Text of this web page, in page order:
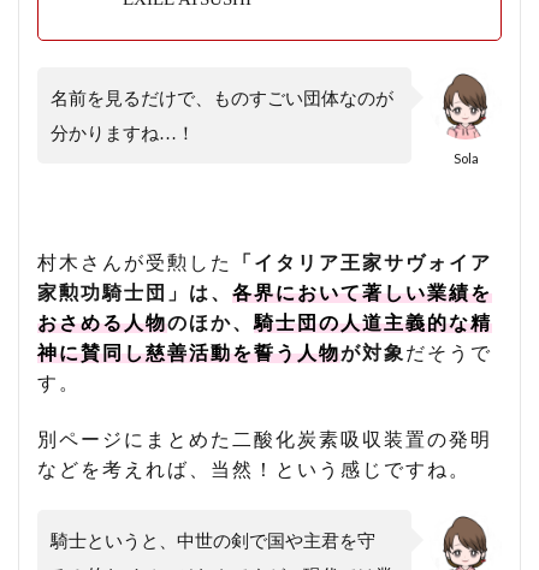
Sola
名前を見るだけで、ものすごい団体なのが
分かりますね…！
村木さんが受勲した
「イタリア王家サヴォイア
家勲功騎士団」は、 各界において著しい業績を
おさめる人物のほか、 騎士団の人道主義的な精
神に賛同し慈善活動を誓う人物が対象 だそうで
す。
別ページにまとめた二酸化炭素吸収装置の発明
などを考えれば、当然！という感じですね。
騎士というと、中世の剣で国や主君を守